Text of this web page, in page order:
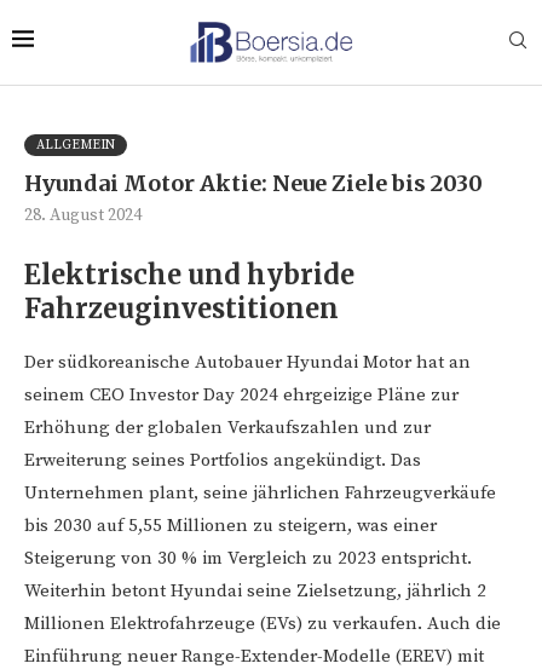
ALLGEMEIN
Hyundai Motor Aktie: Neue Ziele bis 2030
28. August 2024
Elektrische und hybride
Fahrzeuginvestitionen
Der südkoreanische Autobauer Hyundai Motor hat an
seinem CEO Investor Day 2024 ehrgeizige Pläne zur
Erhöhung der globalen Verkaufszahlen und zur
Erweiterung seines Portfolios angekündigt. Das
Unternehmen plant, seine jährlichen Fahrzeugverkäufe
bis 2030 auf 5,55 Millionen zu steigern, was einer
Steigerung von 30 % im Vergleich zu 2023 entspricht.
Weiterhin betont Hyundai seine Zielsetzung, jährlich 2
Millionen Elektrofahrzeuge (EVs) zu verkaufen. Auch die
Einführung neuer Range-Extender-Modelle (EREV) mit